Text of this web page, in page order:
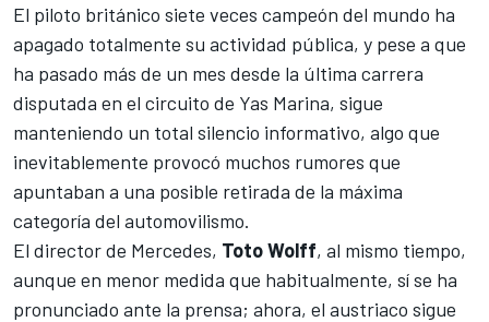
El piloto británico siete veces campeón del mundo ha
apagado totalmente su actividad pública, y pese a que
ha pasado más de un mes desde la última carrera
disputada en el circuito de Yas Marina, sigue
manteniendo un total silencio informativo, algo que
inevitablemente provocó muchos rumores que
apuntaban a una posible retirada de la máxima
categoría del automovilismo.
El director de Mercedes, Toto Wolff, al mismo tiempo,
aunque en menor medida que habitualmente, sí se ha
pronunciado ante la prensa; ahora, el austriaco sigue